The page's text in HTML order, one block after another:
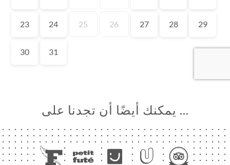
… يمكنك أيضًا أن تجدنا على